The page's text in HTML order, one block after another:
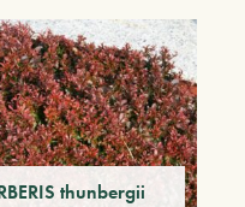
thunbergii